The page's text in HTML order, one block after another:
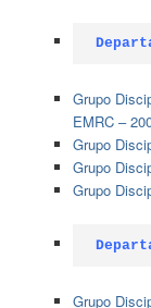
Grupo
EMRC –
Grupo
Grupo
Grupo
Grupo